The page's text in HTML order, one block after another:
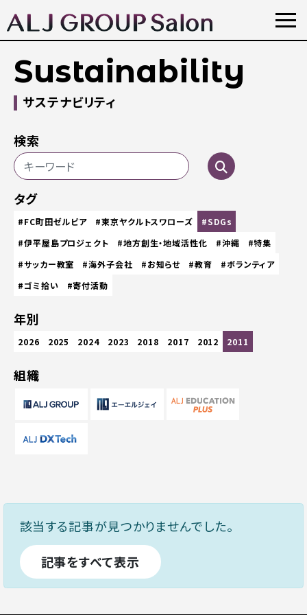
Sustainability
サステナビリティ
検索
タグ
#FC町田ゼルビア #東京ヤクルトスワローズ
#SDGs
#伊平屋島プロジェクト
#地方創生・地域活性化 #沖縄
#特集
#サッカー教室
#海外子会社 #お知らせ #教育
#ボランティア
#ゴミ拾い
#寄付活動
年別
2026 2025 2024 2023 2018 2017 2012 2011
組織
該当する記事が見つかりませんでした。
記事をすべて表示